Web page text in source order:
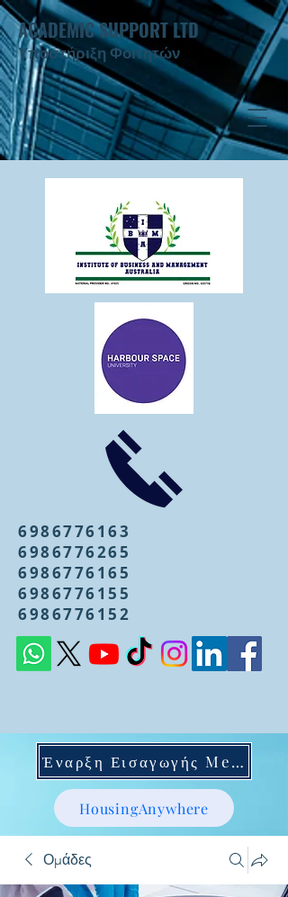
6986776163
6986776265
6986776165
6986776155
6986776152
ACADEMIC SUPPORT LTD
Υποστήριξη Φοιτητών ​
Έναρξη Εισαγωγής Mentoring
HousingAnywhere
Ομάδες